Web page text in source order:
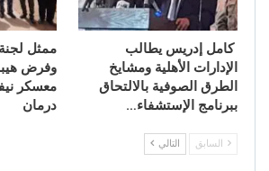
كامل إدريس يطالب
الإدارات الأهلية ومشايخ
الطرق الصوفية بالالتحاق
ببرنامج الإستشفاء…
ممثل
وفرض
معسكر
درمان
السابق التالي